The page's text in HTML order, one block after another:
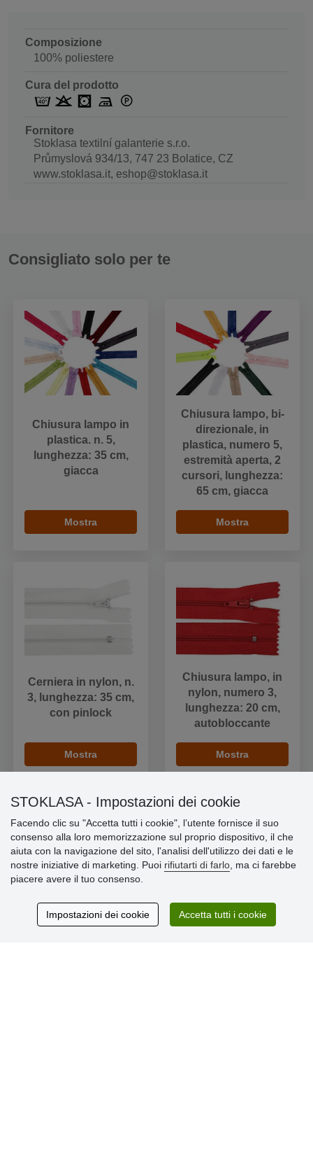
Composizione
100% poliestere
Cura del prodotto
Fornitore
Stoklasa textilní galanterie s.r.o.
Průmyslová 934/13, 747 23 Bolatice, CZ
www.stoklasa.it, eshop@stoklasa.it
Consigliato solo per te
Chiusura lampo in
plastica. n. 5,
lunghezza: 35 cm,
giacca
Mostra
Chiusura lampo, bi-
direzionale, in
plastica, numero 5,
estremità aperta, 2
cursori, lunghezza:
65 cm, giacca
Mostra
Cerniera in nylon, n.
3, lunghezza: 35 cm,
con pinlock
Mostra
Chiusura lampo, in
nylon, numero 3,
lunghezza: 20 cm,
autobloccante
Mostra
Informazioni importanti
» Impostazioni dei cookie
» Termini & Condizioni
» Consegna e pagamento
» Garanzia e resi
STOKLASA - Impostazioni dei cookie
Facendo clic su "Accetta tutti i cookie", l’utente fornisce il suo
consenso alla loro memorizzazione sul proprio dispositivo, il che
aiuta con la navigazione del sito, l'analisi dell'utilizzo dei dati e le
nostre iniziative di marketing. Puoi rifiutarti di farlo , ma ci farebbe
piacere avere il tuo consenso.
Impostazioni dei cookie Accetta tutti i cookie